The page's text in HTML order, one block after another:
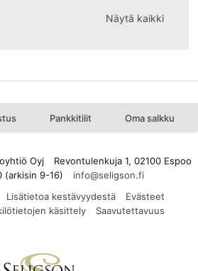
Näytä kaikki
Pankkitilit Oma salkku
Oyj
Revontulenkuja 1, 02100 Espoo
(arkisin 9-16)
Lisätietoa kestävyydestä
Evästeet
käsittely
Saavutettavuus